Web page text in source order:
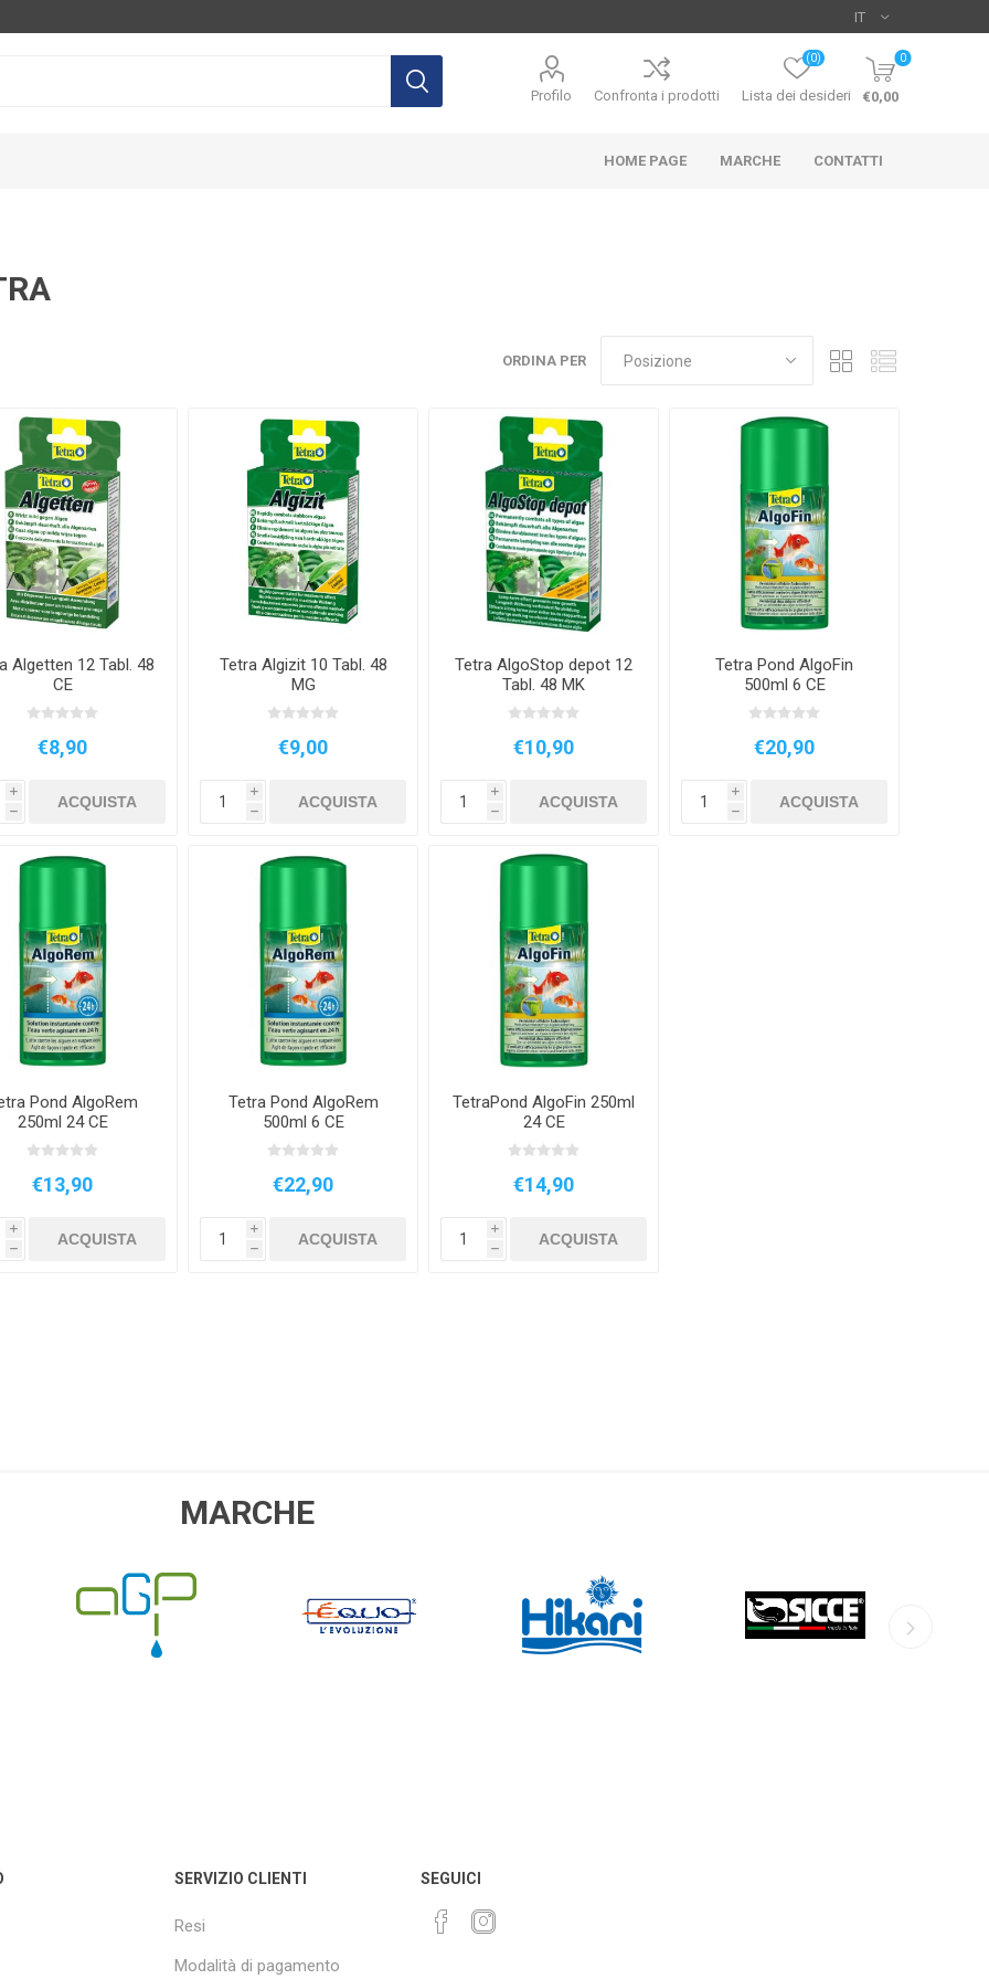
Profilo Confronta i prodotti Lista dei desideri
(0) 0
€0,00
HOME PAGE MARCHE
EQUO HIKARI SICCE
ZOLUX AQUARISTICA OSAGA
PRODIBIO NYOS AQUA MEDIC ECOTECH
AQUA
ILLUMINATION
SALIFERT
KORALLEN
ZUCHT
SEA ATI DUPLA
CONTATTI
ORDINA PER
Algetten 12 Tabl. 48
CE
€8,90
i
h
ACQUISTA
Tetra Algizit 10 Tabl. 48
MG
€9,00
i
h
ACQUISTA
Tetra AlgoStop depot 12
Tabl. 48 MK
€10,90
i
h
ACQUISTA
Tetra Pond AlgoFin
500ml 6 CE
€20,90
i
h
ACQUISTA
Pond AlgoRem
250ml 24 CE
€13,90
i
h
ACQUISTA
Tetra Pond AlgoRem
500ml 6 CE
€22,90
i
h
ACQUISTA
TetraPond AlgoFin 250ml
24 CE
€14,90
i
h
ACQUISTA
MARCHE
AGP HIKARI
SERVIZIO CLIENTI
Resi
Modalità di pagamento
SEGUICI